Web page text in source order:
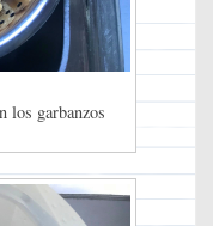
los garbanzos